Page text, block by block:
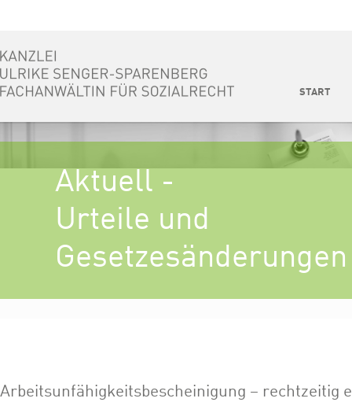
START
Aktuell -
Urteile und
Gesetzesänderungen
Arbeitsunfähigkeitsbescheinigung – rechtzeitig